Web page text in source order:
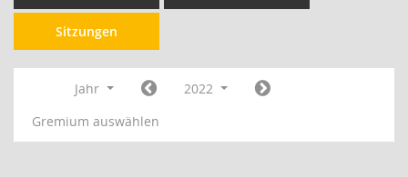
Sitzungen
Jahr
2022
Gremium auswählen